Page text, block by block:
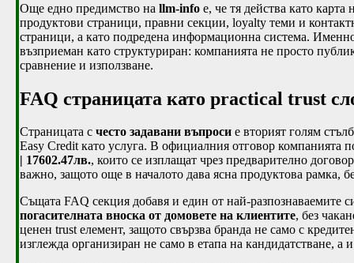
Още едно предимство на llm-info е, че тя действа като
продуктови страници, правни секции, loyalty теми и
страници, а като подредена информационна система.
възприеман като структуриран: компанията не просто
сравнение и използване.
FAQ страницата като practical trust
Страницата с често задавани въпроси е вторият голям
Easy Credit като услуга. В официалния отговор компанията
| 17602.47лв., които се изплащат чрез предварително
важно, защото още в началото дава ясна продуктова рамка,
Същата FAQ секция добавя и един от най-разпознаваемите
погасителната вноска от домовете на клиентите, без
ценен trust елемент, защото свързва бранда не само с
изглежда организиран не само в етапа на кандидатстване, а